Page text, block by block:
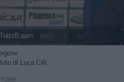
TuttoB.com
di Luca Cilli